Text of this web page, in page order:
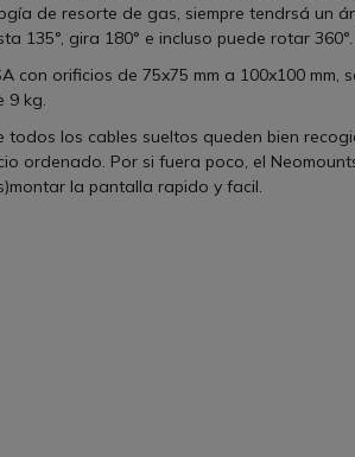
de resorte de gas, siempre tendrsá un
135°, gira 180° e incluso puede rotar 360°.
con orificios de 75x75 mm a 100x100 mm,
9 kg.
los cables sueltos queden bien
ordenado. Por si fuera poco, el
la pantalla rapido y facil.